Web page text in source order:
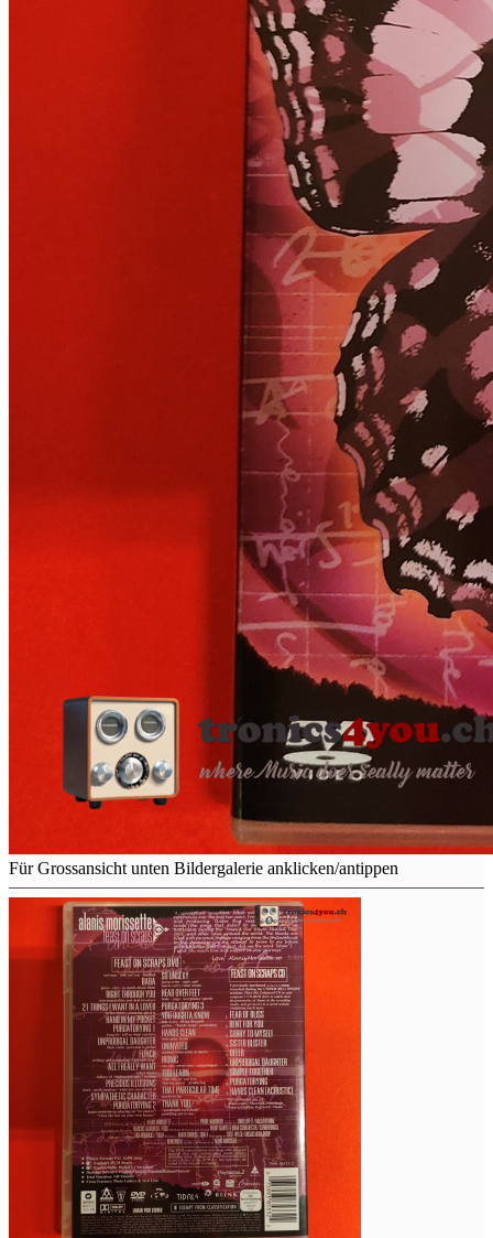
Für Grossansicht unten Bildergalerie anklicken/antippen